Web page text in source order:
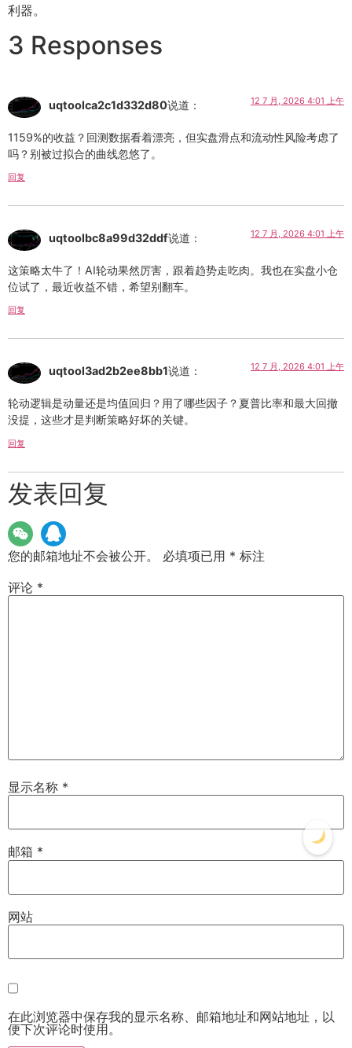
利器。
3 Responses
uqtoolca2c1d332d80说道： 12 7 月, 2026 4:01 上午
1159%的收益？回测数据看着漂亮，但实盘滑点和流动性风险考虑了
吗？别被过拟合的曲线忽悠了。
回复
uqtoolbc8a99d32ddf说道： 12 7 月, 2026 4:01 上午
这策略太牛了！AI轮动果然厉害，跟着趋势走吃肉。我也在实盘小仓
位试了，最近收益不错，希望别翻车。
回复
uqtool3ad2b2ee8bb1说道： 12 7 月, 2026 4:01 上午
轮动逻辑是动量还是均值回归？用了哪些因子？夏普比率和最大回撤
没提，这些才是判断策略好坏的关键。
回复
发表回复
您的邮箱地址不会被公开。 必填项已用 * 标注
评论 *
显示名称 *
邮箱 *
网站
在此浏览器中保存我的显示名称、邮箱地址和网站地址，以
便下次评论时使用。